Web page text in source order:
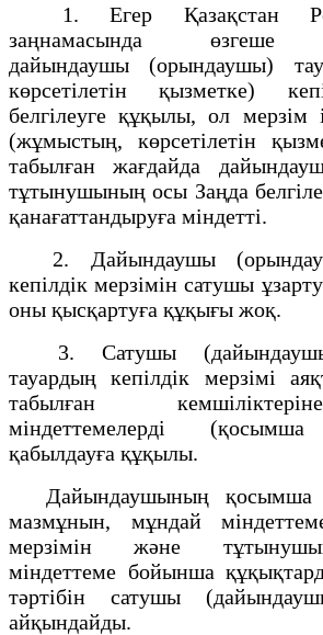
1. Егер Қазақстан
заңнамасында өзгеше
дайындаушы (орындаушы)
көрсетілетін қызметке)
белгілеуге құқылы, ол мерзім
(жұмыстың, көрсетілетін
табылған жағдайда
тұтынушының осы Заңда
қанағаттандыруға міндетті.
2. Дайындаушы
кепілдік мерзімін сатушы
оны қысқартуға құқығы жоқ.
3. Сатушы
тауардың кепілдік мерзімі
табылған
міндеттемелерді (қосымша
қабылдауға құқылы.
Дайындаушының қосымша
мазмұнын, мұндай
мерзімін және
міндеттеме бойынша
тәртібін сатушы
айқындайды.